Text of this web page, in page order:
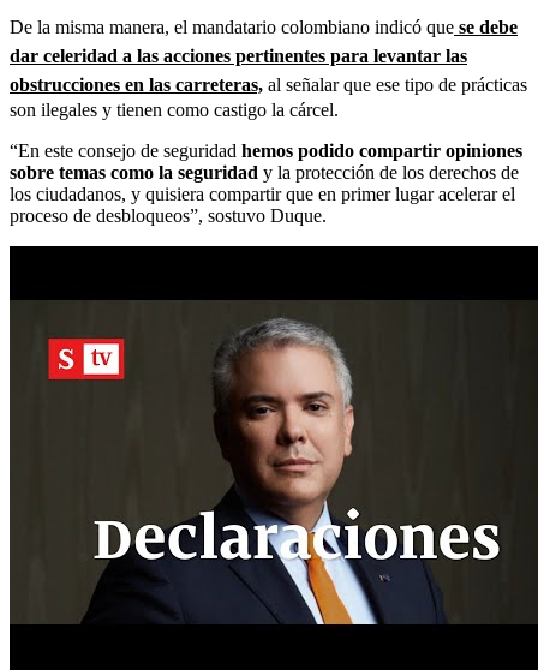
De la misma manera, el mandatario colombiano indicó que se debe
dar celeridad a las acciones pertinentes para levantar las
obstrucciones en las carreteras, al señalar que ese tipo de prácticas
son ilegales y tienen como castigo la cárcel.
“En este consejo de seguridad hemos podido compartir opiniones
sobre temas como la seguridad y la protección de los derechos de
los ciudadanos, y quisiera compartir que en primer lugar acelerar el
proceso de desbloqueos”, sostuvo Duque.